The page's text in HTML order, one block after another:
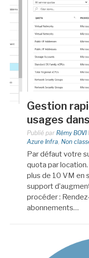
Gestion
usages
Publié par Rémy BOVI
Azure Infra Non
Par défaut votre
quota par
plus de 10 VM en
support
procéder :
abonnements…